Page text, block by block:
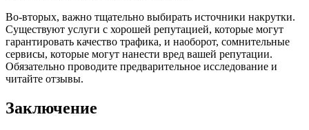
Во-вторых, важно тщательно выбирать источники накрутки.
Существуют услуги с хорошей репутацией, которые могут
гарантировать качество трафика, и наоборот, сомнительные
сервисы, которые могут нанести вред вашей репутации.
Обязательно проводите предварительное исследование и
читайте отзывы.
Заключение